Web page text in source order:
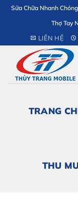
dung
Sửa Chữa Nhanh Chóng
Thợ Tay
LIÊN HỆ
TRANG
THU